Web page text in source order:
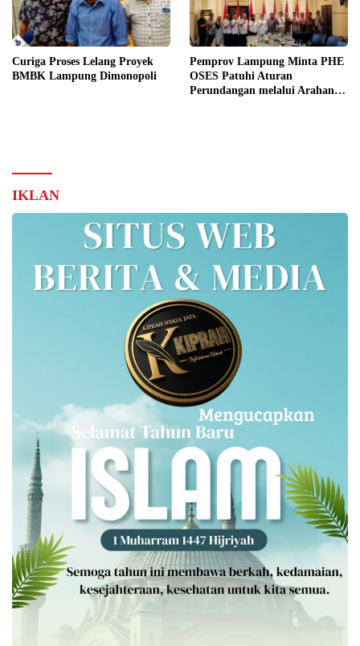
Curiga Proses Lelang Proyek
BMBK Lampung Dimonopoli
Pemprov Lampung Minta PHE
OSES Patuhi Aturan
Perundangan melalui Arahan
IKLAN